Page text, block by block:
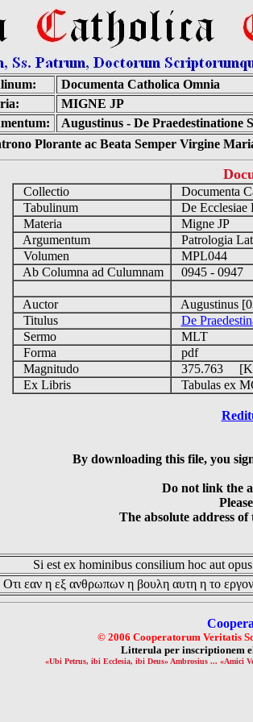
Documenta Catholica Omnia
MIGNE JP
Augustinus - De Praedestinatione
Plorante ac Beata Semper Virgine
Collectio
Documenta
Tabulinum
De Ecclesiae
Materia
Migne JP
Argumentum
Patrologia
Volumen
MPL044
Ab Columna ad Culumnam
0945 - 0947
Auctor
Augustinus
Titulus
De
Sermo
MLT
Forma
pdf
Magnitudo
375.763
Ex Libris
Tabulas ex
By downloading this file, you
Do not link the
The absolute address
Si est ex hominibus consilium hoc aut
Οτι εαν η εξ ανθρωπων η βουλη αυτη η το
© 2006 Cooperatorum Veritatis
Litterula per inscriptionem
«Ubi Petrus, ibi Ecclesia, ibi Deus» Ambrosius ... «Amici